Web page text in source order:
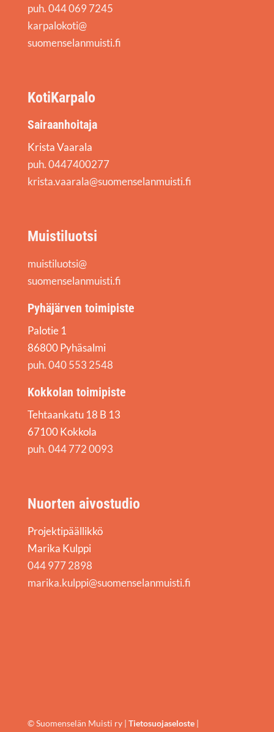
puh. 044 069 7245
karpalokoti@
suomenselanmuisti.fi
KotiKarpalo
Sairaanhoitaja
Krista Vaarala
puh. 0447400277
krista.vaarala@suomenselanmuisti.fi
Muistiluotsi
muistiluotsi@
suomenselanmuisti.fi
Pyhäjärven toimipiste
Palotie 1
86800 Pyhäsalmi
puh. 040 553 2548
Kokkolan toimipiste
Tehtaankatu 18 B 13
67100 Kokkola
puh. 044 772 0093
Nuorten aivostudio
Projektipäällikkö
Marika Kulppi
044 977 2898
marika.kulppi@suomenselanmuisti.fi
© Suomenselän Muisti ry | Tietosuojaseloste |